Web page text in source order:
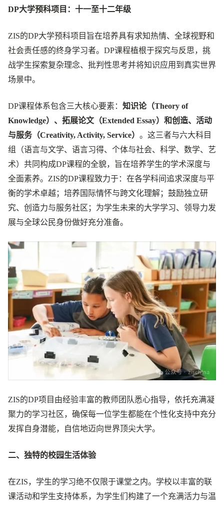
DP大学预科项目：十一至十二年级
ZIS的DP大学预科项目旨在培养具有求知热情、全球视野和
社会责任感的终身学习者。DP课程植根于探究与反思，挑
战学生探索复杂理念、批判性思考并将知识应用到真实世界
场景中。
DP课程体系包含三大核心要素： 知识论（Theory of
Knowledge）、拓展论文（Extended Essay）和创造、活动
与服务（Creativity, Activity, Service） 。这三者与六大科目
组（语言与文学、语言习得、个体与社会、科学、数学、艺
术）共同构成DP课程的全貌，旨在培养学生的学术深度与
全面素养。ZIS的DP课程致力于：在各学科间追求深度与平
衡的学术卓越；培养国际情怀与跨文化理解；鼓励独立研
究、创造力与服务社区；为学生未来的大学学习、领导力发
展与全球公民身份做好充分准备。
ZIS的DP项目由经验丰富的教师团队悉心指导，依托充满凝
聚力的学习社区，确保每一位学生都能在个性化支持中充分
发挥自身潜能，自信地迈向世界顶尖大学。
二、独特的校园生活体验
在ZIS，学生的学习绝不仅限于课堂之内。学校以丰富的联
课活动和学生支持体系，为学生们构建了一个充满活力与温